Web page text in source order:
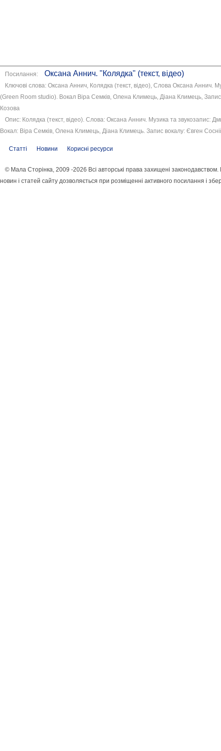
Посилання: Оксана Аннич. "Колядка" (текст, відео)
Ключові слова: Оксана Аннич, Колядка (текст, відео), Слова Оксана Аннич.
(Green Room studio). Вокал Віра Семків, Олена Климець, Діана Климець,
Козова
Опис: Колядка (текст, відео). Слова: Оксана Аннич. Музика та звукозапис:
Вокал: Віра Семків, Олена Климець, Діана Климець. Запис вокалу: Євген
Статті Новини Корисні ресурси
© Мала Сторінка, 2009 -2026 Всі авторські права захищені
новин і статей сайту дозволяється при розміщенні активного посилання і